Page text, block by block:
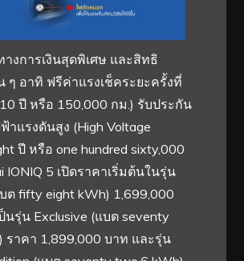
งการเงินสุดพิเศษ และสิทธิ
ๆ อาทิ ฟรีค่าแรงเช็คระยะครั้งที่
ปี หรือ 150,000 กม.) รับประกัน
าแรงดันสูง (High Voltage
ปี หรือ one hundred sixty,000
IONIQ 5 เปิดราคาเริ่มต้นในรุ่น
ต fifty eight kWh) 1,699,000
นรุ่น Exclusive (แบต seventy
ราคา 1,899,000 บาท และรุ่น